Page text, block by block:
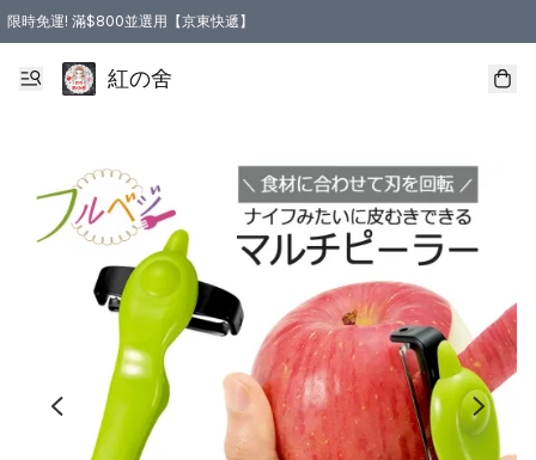
限時免運! 滿$800並選用【京東快遞】
紅の舍